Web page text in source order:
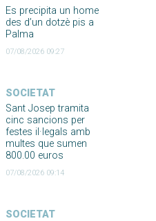
Es precipita un home
des d’un dotzè pis a
Palma
07/08/2026 09:27
SOCIETAT
Sant Josep tramita
cinc sancions per
festes il·legals amb
multes que sumen
800.00 euros
07/08/2026 09:14
SOCIETAT